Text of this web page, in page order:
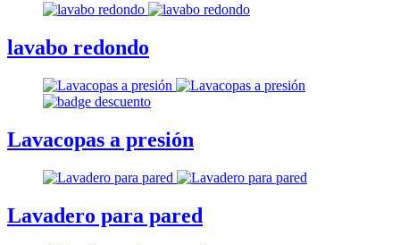
lavabo redondo
Lavacopas a presión
Lavadero para pared